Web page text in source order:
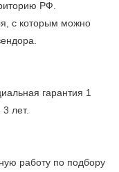
РФ.
с которым можно
гарантия 1
лет.
работу по подбору